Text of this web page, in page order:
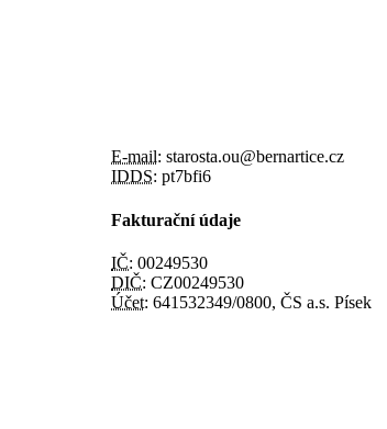
E-mail: starosta.ou@bernartice.cz
IDDS: pt7bfi6
Fakturační údaje
IČ: 00249530
DIČ: CZ00249530
Účet: 641532349/0800, ČS a.s. Písek